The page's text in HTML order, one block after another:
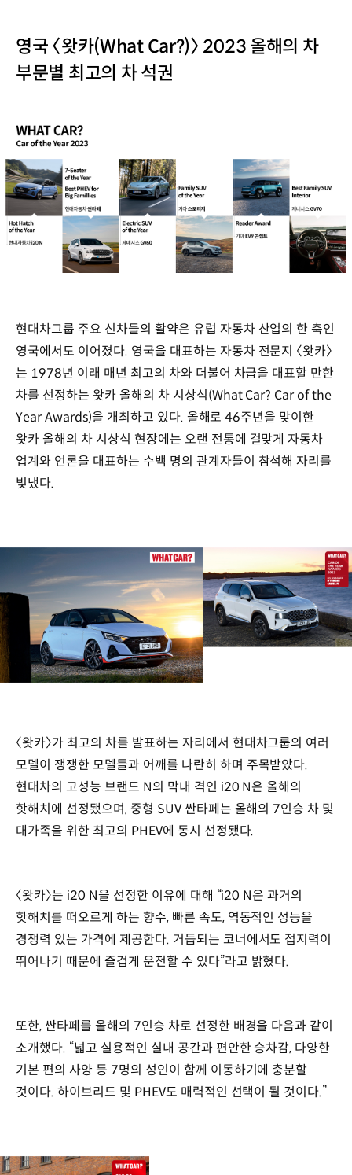
영국 〈왓카(What Car?)〉 2023 올해의 차
부문별 최고의 차 석권
현대차그룹 주요 신차들의 활약은 유럽 자동차 산업의 한 축인
영국에서도 이어졌다. 영국을 대표하는 자동차 전문지 〈왓카〉
는 1978년 이래 매년 최고의 차와 더불어 차급을 대표할 만한
차를 선정하는 왓카 올해의 차 시상식(What Car? Car of the
Year Awards)을 개최하고 있다. 올해로 46주년을 맞이한
왓카 올해의 차 시상식 현장에는 오랜 전통에 걸맞게 자동차
업계와 언론을 대표하는 수백 명의 관계자들이 참석해 자리를
빛냈다.
〈왓카〉가 최고의 차를 발표하는 자리에서 현대차그룹의 여러
모델이 쟁쟁한 모델들과 어깨를 나란히 하며 주목받았다.
현대차의 고성능 브랜드 N의 막내 격인 i20 N은 올해의
핫해치에 선정됐으며, 중형 SUV 싼타페는 올해의 7인승 차 및
대가족을 위한 최고의 PHEV에 동시 선정됐다.
〈왓카〉는 i20 N을 선정한 이유에 대해 “i20 N은 과거의
핫해치를 떠오르게 하는 향수, 빠른 속도, 역동적인 성능을
경쟁력 있는 가격에 제공한다. 거듭되는 코너에서도 접지력이
뛰어나기 때문에 즐겁게 운전할 수 있다”라고 밝혔다.
또한, 싼타페를 올해의 7인승 차로 선정한 배경을 다음과 같이
소개했다. “넓고 실용적인 실내 공간과 편안한 승차감, 다양한
기본 편의 사양 등 7명의 성인이 함께 이동하기에 충분할
것이다. 하이브리드 및 PHEV도 매력적인 선택이 될 것이다.”